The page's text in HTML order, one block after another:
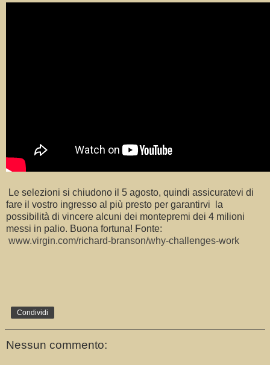
Le selezioni si chiudono il 5 agosto, quindi assicuratevi di
fare il vostro ingresso al più presto per garantirvi la
possibilità di vincere alcuni dei montepremi dei 4 milioni
messi in palio. Buona fortuna! Fonte:
www.virgin.com/richard-branson/why-challenges-work
Condividi
Nessun commento: